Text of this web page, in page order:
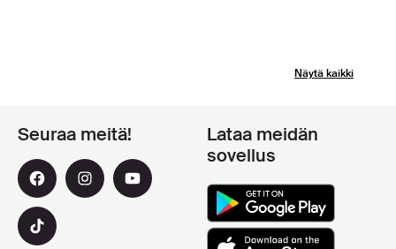
Näytä kaikki
Seuraa meitä!
Lataa meidän
sovellus